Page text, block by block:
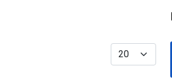
Display #